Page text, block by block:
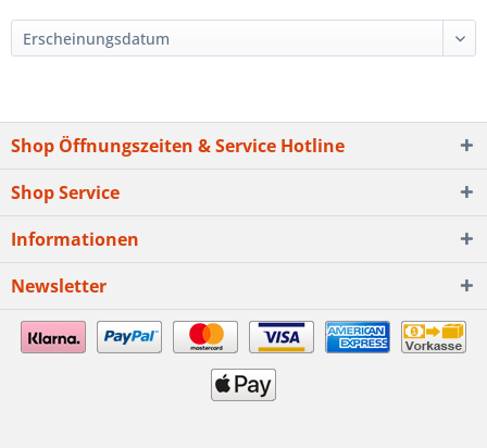
Shop Öffnungszeiten & Service Hotline
Shop Service
Informationen
Newsletter